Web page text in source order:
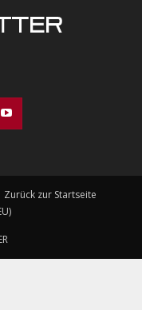
Zurück zur Startseite